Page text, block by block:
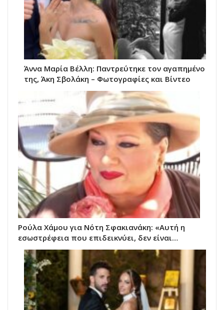
Άννα Μαρία Βέλλη: Παντρεύτηκε τον αγαπημένο
της, Άκη Σβολάκη – Φωτογραφίες και Βίντεο
Ρούλα Χάμου για Νότη Σφακιανάκη: «Αυτή η
εσωστρέφεια που επιδεικνύει, δεν είναι…